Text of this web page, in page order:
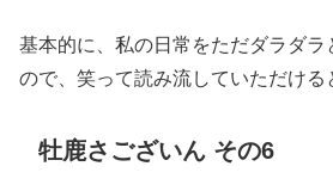
基本的に、私の日常をただダラダラ
ので、笑って読み流していただける
牡鹿さございん その6